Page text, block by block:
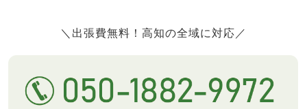
＼出張費無料！高知の全域に対応／